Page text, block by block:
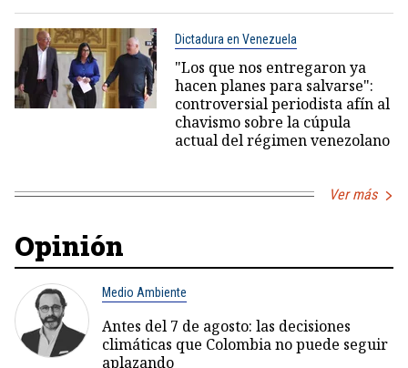
Dictadura en Venezuela
"Los que nos entregaron ya
hacen planes para salvarse":
controversial periodista afín al
chavismo sobre la cúpula
actual del régimen venezolano
Ver más
Opinión
Medio Ambiente
Antes del 7 de agosto: las decisiones
climáticas que Colombia no puede seguir
aplazando